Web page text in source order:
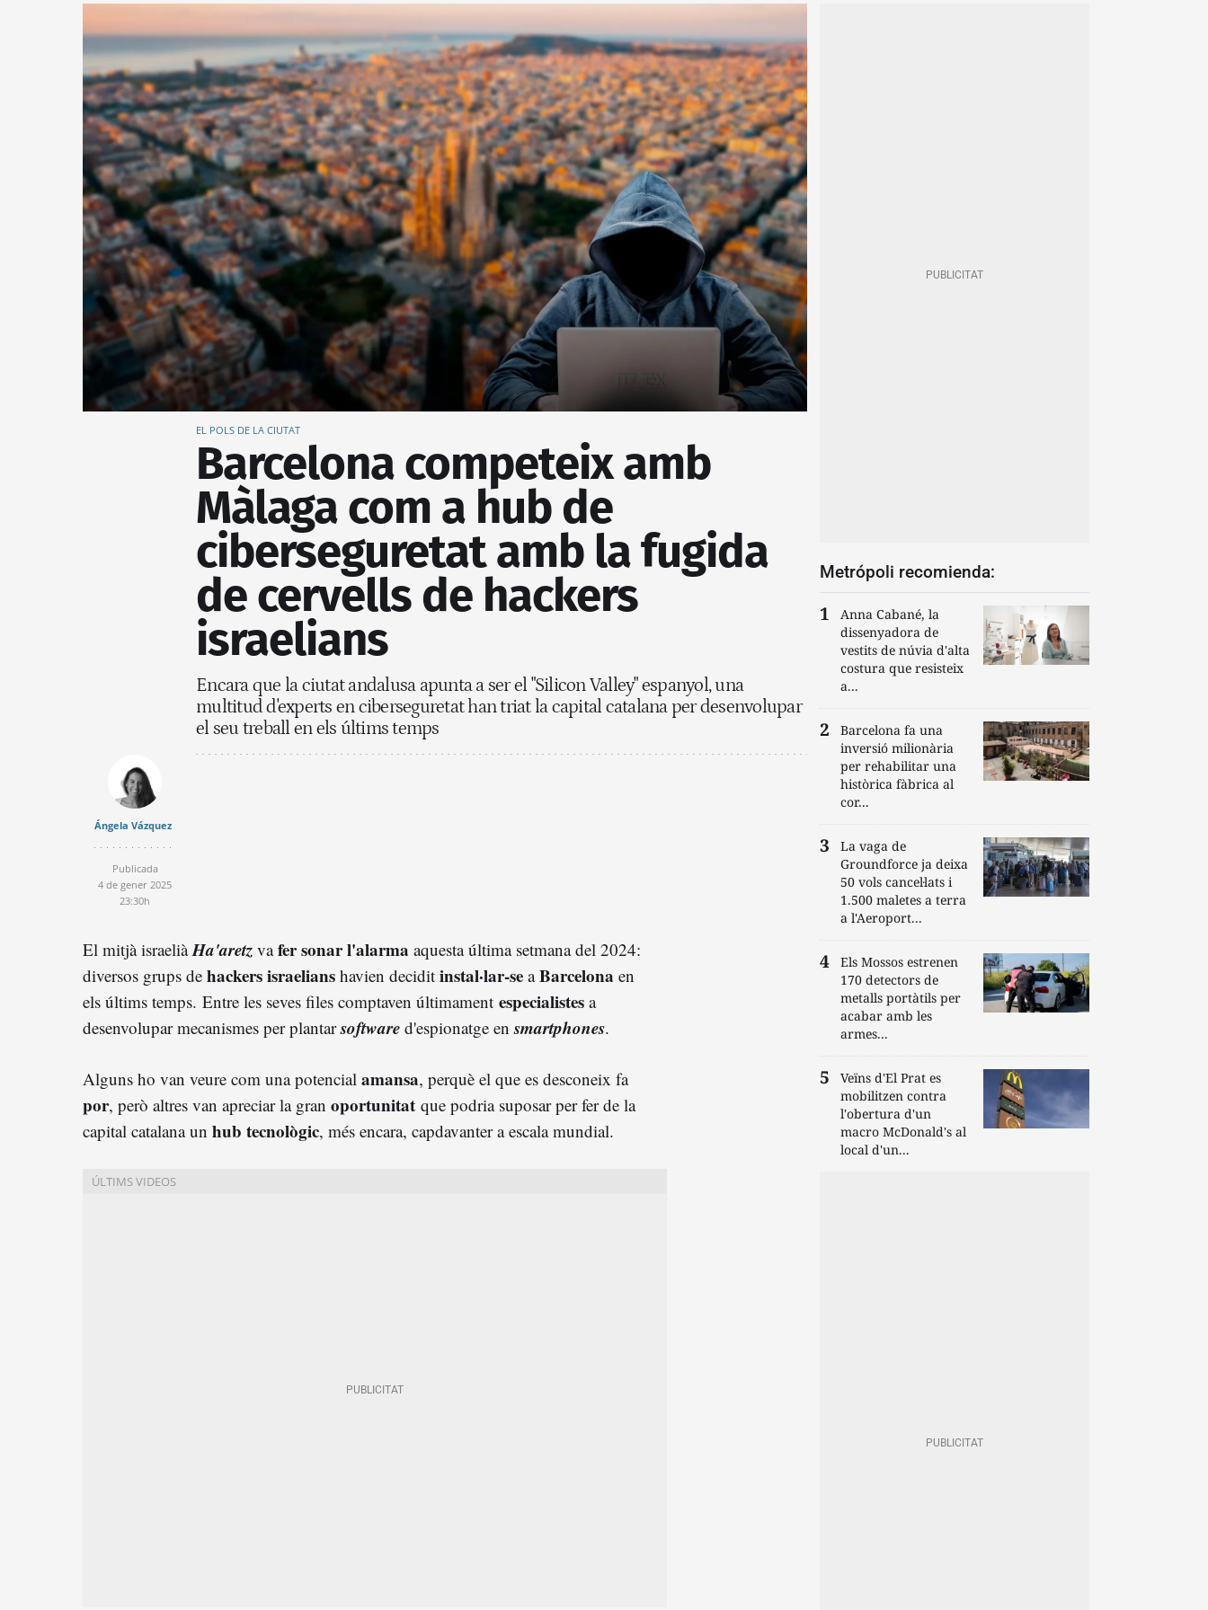
EL POLS DE LA CIUTAT
Barcelona competeix amb
Màlaga com a hub de
ciberseguretat amb la fugida
de cervells de hackers
israelians
Encara que la ciutat andalusa apunta a ser el "Silicon Valley" espanyol, una
multitud d'experts en ciberseguretat han triat la capital catalana per desenvolupar
el seu treball en els últims temps
Ángela Vázquez
Publicada
4 de gener 2025
23:30h
El mitjà israeliàHa'aretz vafer sonar l'alarma aquesta última setmana del 2024:
diversos grups de hackers israelians havien decidit instal·lar-se aBarcelona en
els últims temps. Entre les seves files comptaven últimament especialistes a
desenvolupar mecanismes per plantarsoftware d'espionatge ensmartphones.
Alguns ho van veure com una potencial amansa, perquè el que es desconeix fa
por, però altres van apreciar la gran oportunitat que podria suposar per fer de la
capital catalana un hub tecnològic, més encara, capdavanter a escala mundial.
Metrópoli recomienda:
Anna Cabané, la
dissenyadora de
vestits de núvia d'alta
costura que resisteix
a...
Barcelona fa una
inversió milionària
per rehabilitar una
històrica fàbrica al
cor...
La vaga de
Groundforce ja deixa
50 vols cancel·lats i
1.500 maletes a terra
a l'Aeroport...
Els Mossos estrenen
170 detectors de
metalls portàtils per
acabar amb les
armes...
Veïns d'El Prat es
mobilitzen contra
l'obertura d'un
macro McDonald's al
local d'un...